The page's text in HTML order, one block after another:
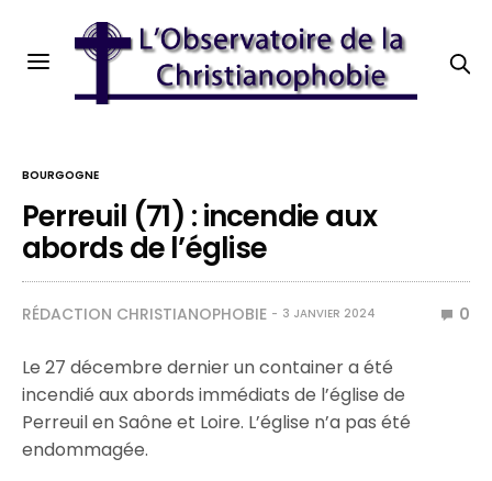
BOURGOGNE
Perreuil (71) : incendie aux
abords de l’église
RÉDACTION CHRISTIANOPHOBIE 3 JANVIER 2024 0
Le 27 décembre dernier un container a été
incendié aux abords immédiats de l’église de
Perreuil en Saône et Loire. L’église n’a pas été
endommagée.